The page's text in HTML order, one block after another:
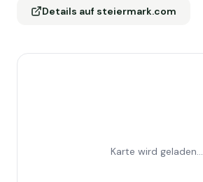
Details auf steiermark.com
Karte wird geladen...